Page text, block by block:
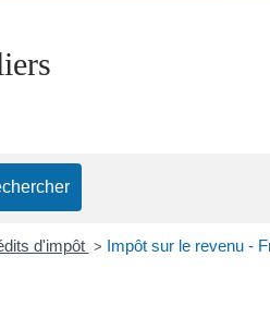
d'impôt > Impôt sur le revenu -